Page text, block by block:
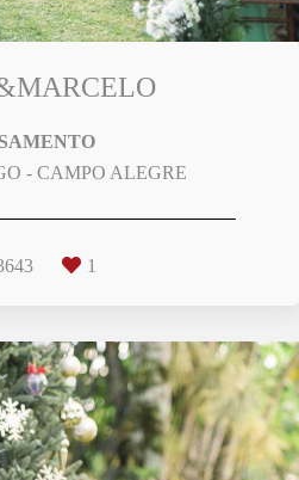
- CAMPO ALEGRE
1